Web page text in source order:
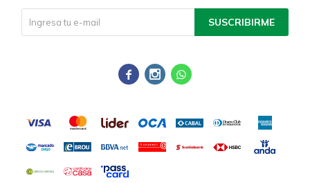
SUSCRIBIRME
  